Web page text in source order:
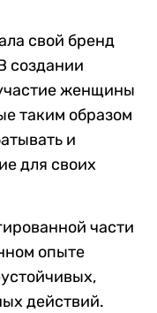
свой бренд
создании
женщины
таким образом
и
для своих
части
опыте
действий.